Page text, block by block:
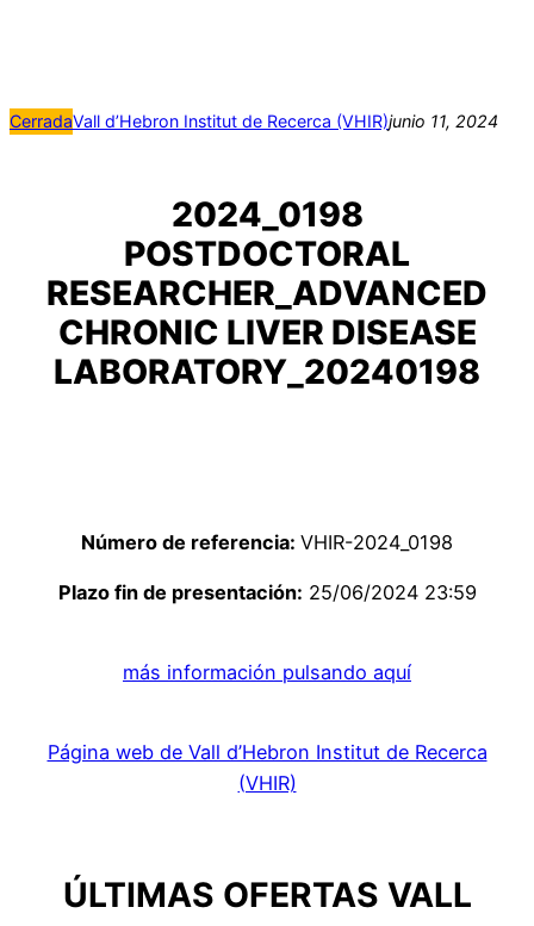
CerradaVall d’Hebron Institut de Recerca (VHIR)junio 11, 2024
2024_0198
POSTDOCTORAL
RESEARCHER_ADVANCED
CHRONIC LIVER DISEASE
LABORATORY_20240198
Número de referencia: VHIR-2024_0198
Plazo fin de presentación: 25/06/2024 23:59
más información pulsando aquí
Página web de Vall d’Hebron Institut de Recerca
(VHIR)
ÚLTIMAS OFERTAS VALL